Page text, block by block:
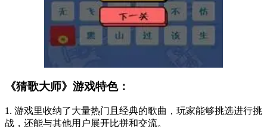
《猜歌大师》游戏特色：
1. 游戏里收纳了大量热门且经典的歌曲，玩家能够挑选进行挑
战，还能与其他用户展开比拼和交流。